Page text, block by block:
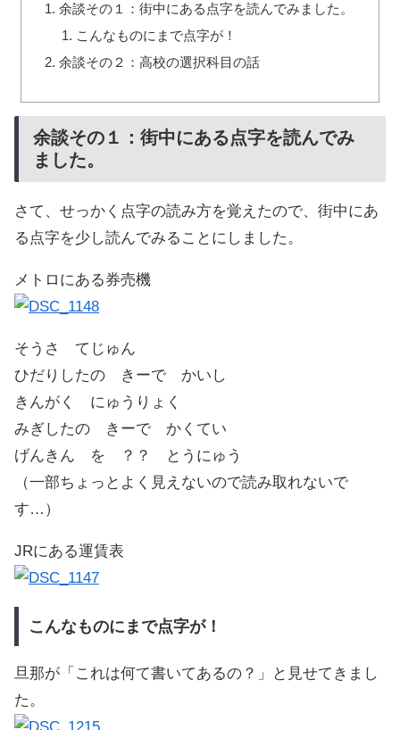
余談その１：街中にある点字を読んでみました。
こんなものにまで点字が！
余談その２：高校の選択科目の話
余談その１：街中にある点字を読んでみ
ました。
さて、せっかく点字の読み方を覚えたので、街中にあ
る点字を少し読んでみることにしました。
メトロにある券売機
そうさ てじゅん
ひだりしたの きーで かいし
きんがく にゅうりょく
みぎしたの きーで かくてい
げんきん を ？？ とうにゅう
（一部ちょっとよく見えないので読み取れないで
す…）
JRにある運賃表
こんなものにまで点字が！
旦那が「これは何て書いてあるの？」と見せてきまし
た。